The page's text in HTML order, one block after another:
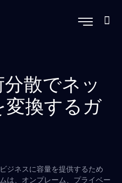
散でネッ
変換するガ
ジネスに容量を提供するため
は、オンプレーム、プライベー